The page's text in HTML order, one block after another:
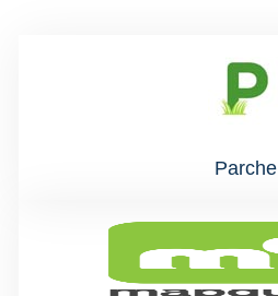
Parche